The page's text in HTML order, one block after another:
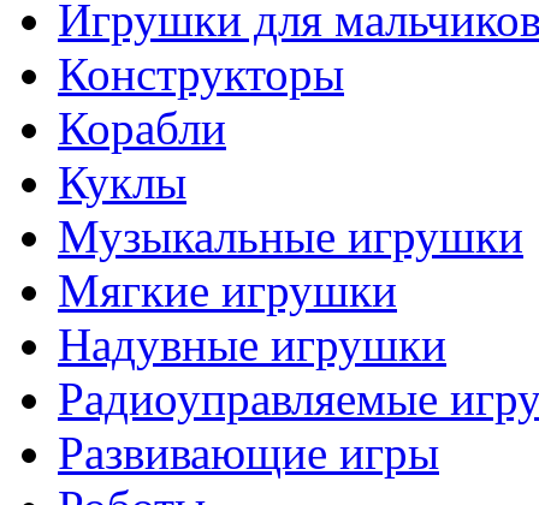
Игрушки для
Конструкторы
Корабли
Куклы
Музыкальные игрушки
Мягкие игрушки
Надувные игрушки
Радиоуправляемые
Развивающие игры